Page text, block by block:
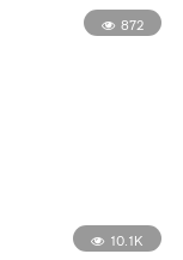
872
10.1K